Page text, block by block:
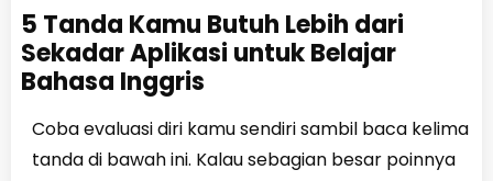
5 Tanda Kamu Butuh Lebih dari
Sekadar Aplikasi untuk Belajar
Bahasa Inggris
Coba evaluasi diri kamu sendiri sambil baca kelima
tanda di bawah ini. Kalau sebagian besar poinnya